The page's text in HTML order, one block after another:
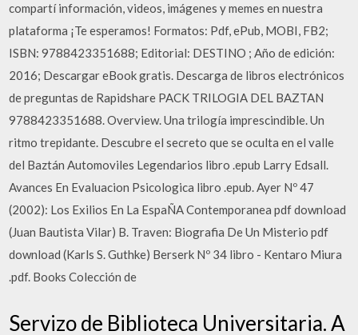
compartí información, videos, imágenes y memes en nuestra
plataforma ¡Te esperamos! Formatos: Pdf, ePub, MOBI, FB2;
ISBN: 9788423351688; Editorial: DESTINO ; Año de edición:
2016; Descargar eBook gratis. Descarga de libros electrónicos
de preguntas de Rapidshare PACK TRILOGIA DEL BAZTAN
9788423351688. Overview. Una trilogía imprescindible. Un
ritmo trepidante. Descubre el secreto que se oculta en el valle
del Baztán Automoviles Legendarios libro .epub Larry Edsall.
Avances En Evaluacion Psicologica libro .epub. Ayer Nº 47
(2002): Los Exilios En La EspaÑA Contemporanea pdf download
(Juan Bautista Vilar) B. Traven: Biografia De Un Misterio pdf
download (Karls S. Guthke) Berserk Nº 34 libro - Kentaro Miura
.pdf. Books Colección de
Servizo de Biblioteca Universitaria. A